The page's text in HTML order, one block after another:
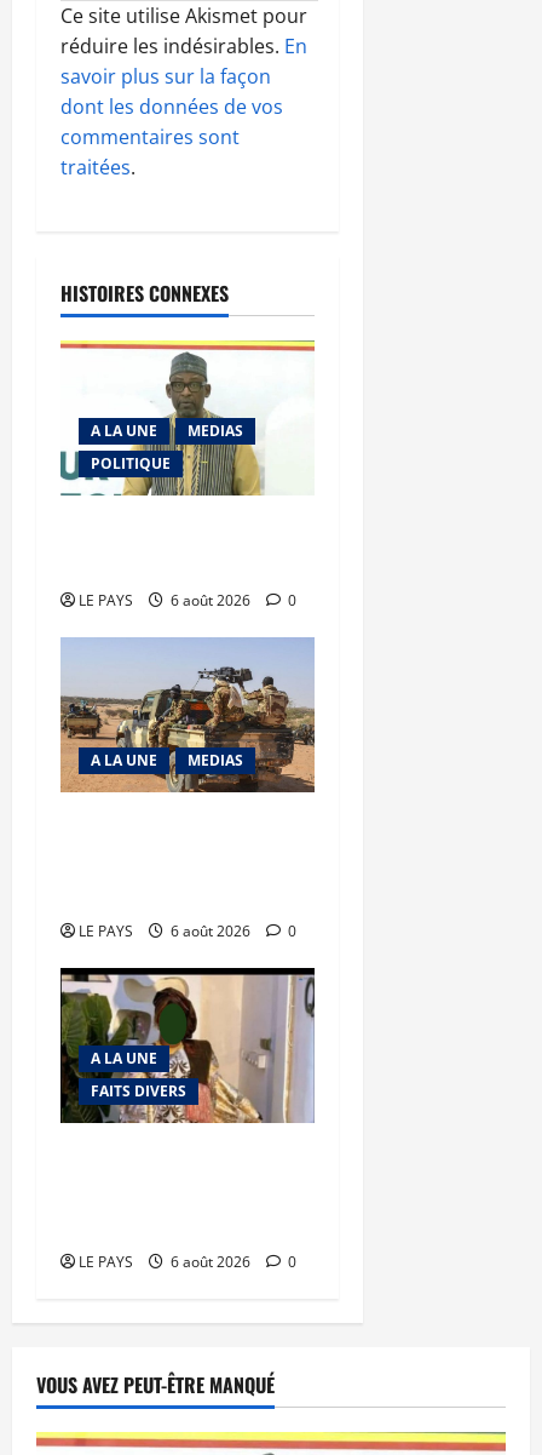
Ce site utilise Akismet pour
réduire les indésirables. En
savoir plus sur la façon
dont les données de vos
commentaires sont
traitées.
HISTOIRES CONNEXES
A LA UNE
MEDIAS
POLITIQUE
LE PAYS 6 août 2026 0
A LA UNE MEDIAS
LE PAYS 6 août 2026 0
A LA UNE
FAITS DIVERS
LE PAYS 6 août 2026 0
VOUS AVEZ PEUT-ÊTRE MANQUÉ